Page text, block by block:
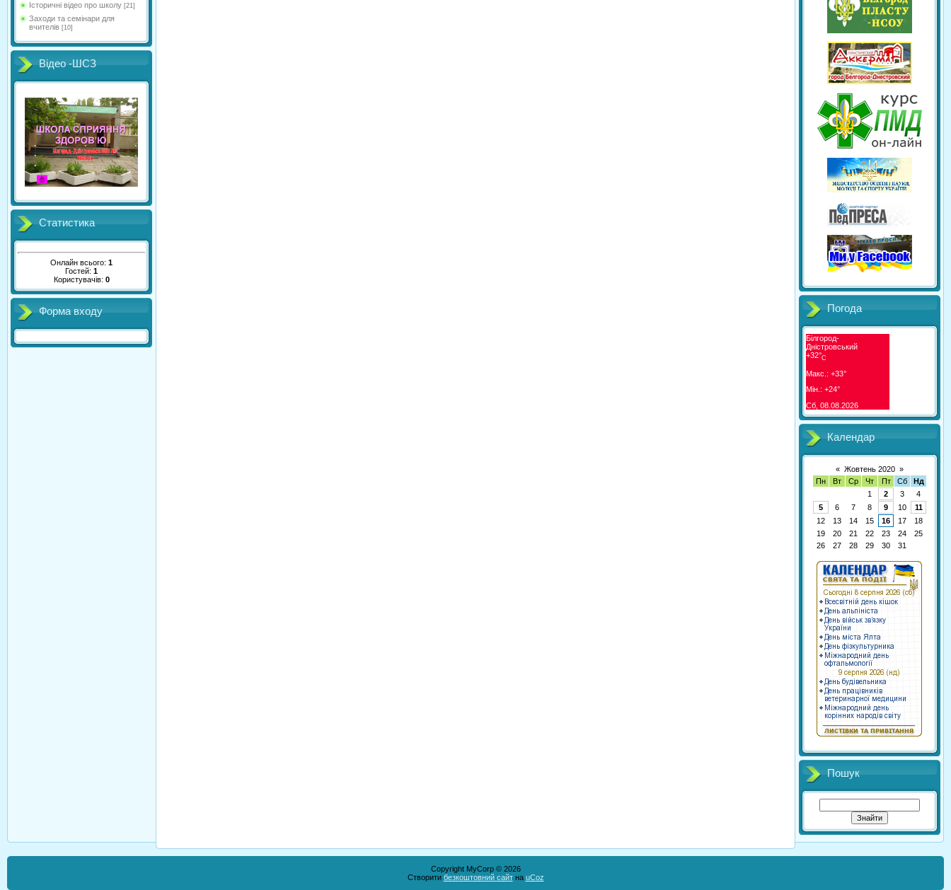
Історичні відео про школу [21]
Заходи та семінари для
вчителів [10]
Відео -ШСЗ
Статистика
Онлайн всього: 1
Гостей: 1
Користувачів: 0
Форма входу Погода
Білгород-
Дністровський
+32°C
Макс.: +33°
Мін.: +24°
Сб, 08.08.2026
Календар
« Жовтень 2020 »
Пн
Вт Ср Чт Пт Сб
Нд
1
2 3
4
5
6 7 8 9 10
11
12
13 14 15 16 17
18
19
20 21 22 23 24
25
26
27 28 29 30 31
Пошук
Copyright MyCorp © 2026
Створити безкоштовний сайтна uCoz